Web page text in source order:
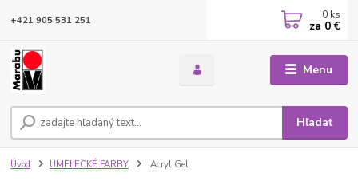
Menu
Hľadať
+421 905 531 251 0 ks
za 0 €
Úvod UMELECKÉ FARBY Acryl Gel